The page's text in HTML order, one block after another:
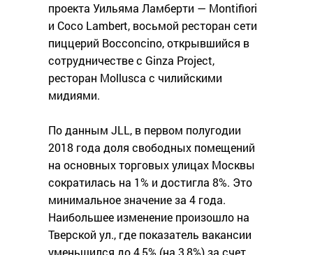
проекта Уильяма Ламберти — Montifiori
и Coco Lambert, восьмой ресторан сети
пиццерий Bocconcino, открывшийся в
сотрудничестве с Ginza Project,
ресторан Mollusca с чилийскими
мидиями.
По данным JLL, в первом полугодии
2018 года доля свободных помещений
на основных торговых улицах Москвы
сократилась на 1% и достигла 8%. Это
минимальное значение за 4 года.
Наибольшее изменение произошло на
Тверской ул., где показатель вакансии
уменьшился до 4,5% (на 3,8%) за счет